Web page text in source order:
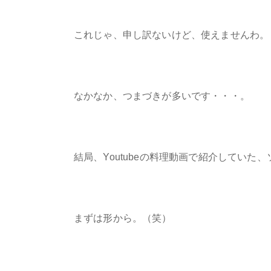
これじゃ、申し訳ないけど、使えませんわ。
なかなか、つまづきが多いです・・・。
結局、Youtubeの料理動画で紹介していた、
まずは形から。（笑）